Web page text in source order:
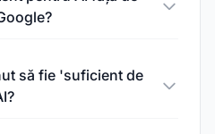
să fie 'suficient de